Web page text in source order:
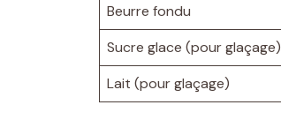
Beurre fondu
Sucre glace (pour glaçage)
Lait (pour glaçage)